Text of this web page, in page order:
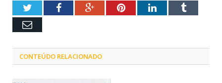
TwitterFacebookGoogle+PinterestLinkedInTumblr
Email
CONTEÚDO RELACIONADO